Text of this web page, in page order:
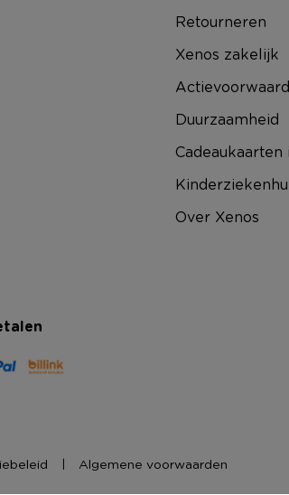
Retourneren
Xenos zakelijk
Duurzaamheid
Over Xenos
Algemene voorwaarden